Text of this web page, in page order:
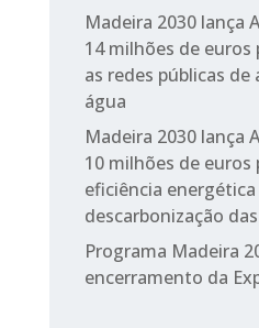
Madeira 2030 lança
14 milhões de
as redes públicas
água
Madeira 2030 lança
10 milhões de euros
eficiência energética
descarbonização
Programa Madeira
encerramento da